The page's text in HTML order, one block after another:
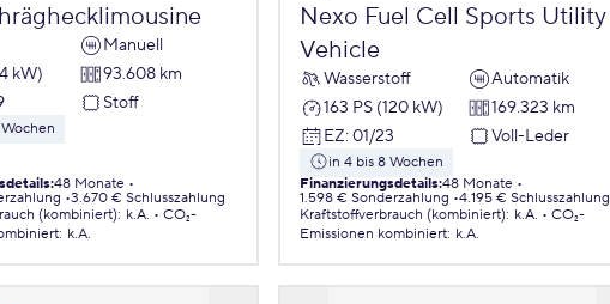
Manuell
kW)
93.608 km
Stoff
:48 Monate
3.670 € Schlusszahlung
(kombiniert): k.A.
CO₂-
: k.A.
Nexo Fuel Cell Sports Utility
Vehicle
Wasserstoff
Automatik
163 PS (120 kW)
169.323 km
EZ: 01/23 Voll-Leder
in 4 bis 8 Wochen
Finanzierungsdetails:48 Monate
1.598 € Sonderzahlung 4.195 € Schlusszahlung
Kraftstoffverbrauch (kombiniert): k.A.
CO₂-
Emissionen kombiniert: k.A.